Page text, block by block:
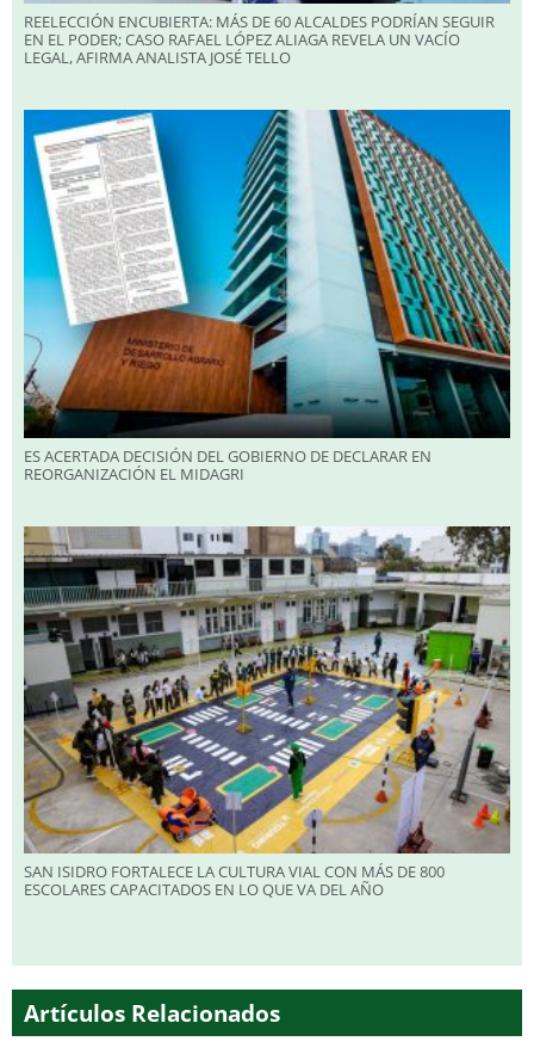
REELECCIÓN ENCUBIERTA: MÁS DE 60 ALCALDES PODRÍAN SEGUIR
EN EL PODER; CASO RAFAEL LÓPEZ ALIAGA REVELA UN VACÍO
LEGAL, AFIRMA ANALISTA JOSÉ TELLO
ES ACERTADA DECISIÓN DEL GOBIERNO DE DECLARAR EN
REORGANIZACIÓN EL MIDAGRI
SAN ISIDRO FORTALECE LA CULTURA VIAL CON MÁS DE 800
ESCOLARES CAPACITADOS EN LO QUE VA DEL AÑO
Artículos Relacionados